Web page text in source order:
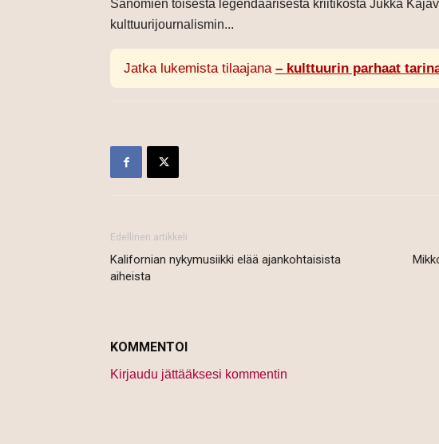
Sanomien toisesta legendaarisesta kriitikosta Jukka
kulttuurijournalismin...
Jatka lukemista tilaajana – kulttuurin parhaat
Edellinen artikkeli
Kalifornian nykymusiikki elää ajankohtaisista
aiheista
KOMMENTOI
Kirjaudu jättääksesi kommentin